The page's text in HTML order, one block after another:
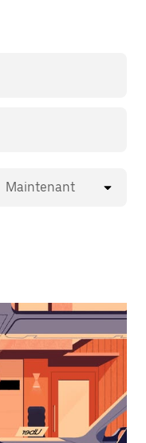
Maintenant